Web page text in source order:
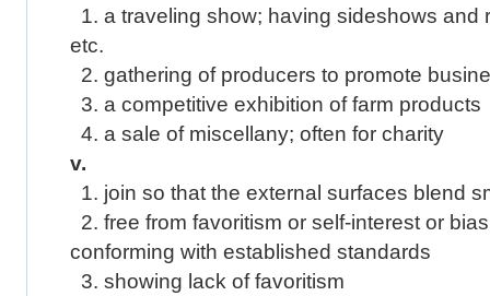
1. a traveling show; having sideshows and
etc.
2. gathering of producers to promote
3. a competitive exhibition of farm products
4. a sale of miscellany; often for charity
v.
1. join so that the external surfaces blend
2. free from favoritism or self-interest or
conforming with established standards
3. showing lack of favoritism